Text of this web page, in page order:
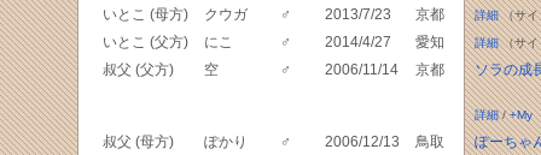
いとこ (母方) クウガ ♂ 2013/7/23 京都 詳細（サイ
いとこ (父方) にこ ♂ 2014/4/27 愛知 詳細（サイ
叔父 (父方) 空 ♂ 2006/11/14 京都 ソラの成
詳細/+My
叔父 (母方) ぽかり ♂ 2006/12/13 鳥取 ぽーちゃ